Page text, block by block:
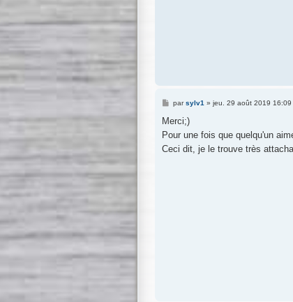
M
s
a
e
parsylv1 » jeu. 29 août 2019 16:09
Merci;)
Pour une fois que quelqu'un
Ceci dit, je le trouve très